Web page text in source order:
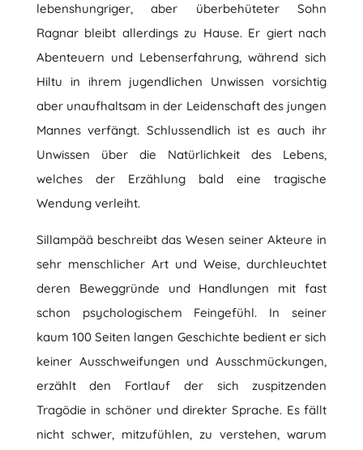
lebenshungriger, aber überbehüteter Sohn
Ragnar bleibt allerdings zu Hause. Er giert nach
Abenteuern und Lebenserfahrung, während sich
Hiltu in ihrem jugendlichen Unwissen vorsichtig
aber unaufhaltsam in der Leidenschaft des jungen
Mannes verfängt. Schlussendlich ist es auch ihr
Unwissen über die Natürlichkeit des Lebens,
welches der Erzählung bald eine tragische
Wendung verleiht.
Sillampää beschreibt das Wesen seiner Akteure in
sehr menschlicher Art und Weise, durchleuchtet
deren Beweggründe und Handlungen mit fast
schon psychologischem Feingefühl. In seiner
kaum 100 Seiten langen Geschichte bedient er sich
keiner Ausschweifungen und Ausschmückungen,
erzählt den Fortlauf der sich zuspitzenden
Tragödie in schöner und direkter Sprache. Es fällt
nicht schwer, mitzufühlen, zu verstehen, warum